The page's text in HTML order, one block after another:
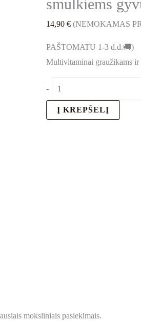
smulkiems
14,90€ (NEMOKAMAS
PAŠTOMATU 1-3 d.d.🚚)
Multivitaminai graužikams ir
-
Į KREPŠELĮ
moksliniais pasiekimais.